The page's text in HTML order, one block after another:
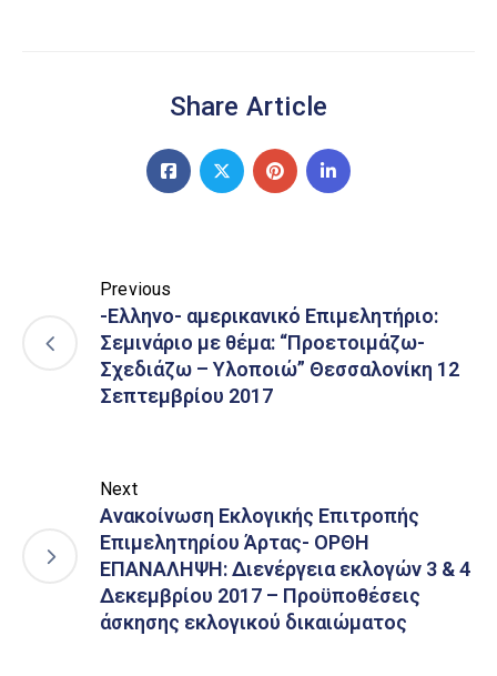
Share Article
Previous
-Ελληνο- αμερικανικό Επιμελητήριο:
Σεμινάριο με θέμα: “Προετοιμάζω-
Σχεδιάζω – Υλοποιώ” Θεσσαλονίκη 12
Σεπτεμβρίου 2017
Next
Ανακοίνωση Εκλογικής Επιτροπής
Επιμελητηρίου Άρτας- ΟΡΘΗ
ΕΠΑΝΑΛΗΨΗ: Διενέργεια εκλογών 3 & 4
Δεκεμβρίου 2017 – Προϋποθέσεις
άσκησης εκλογικού δικαιώματος